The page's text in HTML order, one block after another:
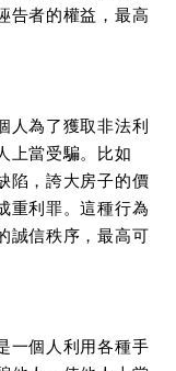
告者的權益，最高
人為了獲取非法利
上當受騙。比如
陷，誇大房子的價
重利罪。這種行為
誠信秩序，最高可
一個人利用各種手